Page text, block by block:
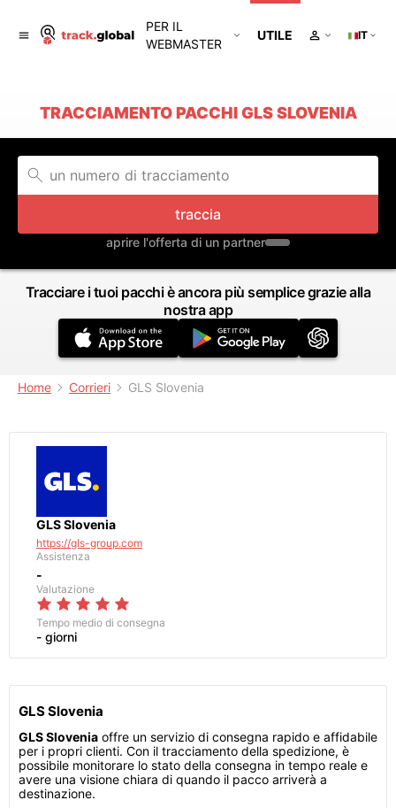
PER IL
WEBMASTER
UTILE IT
TRACCIAMENTO PACCHI GLS SLOVENIA
traccia
aprire l'offerta di un partner
Tracciare i tuoi pacchi è ancora più semplice grazie alla
nostra app
Home Corrieri GLS Slovenia
GLS Slovenia
https://gls-group.com
Assistenza
-
Valutazione
Tempo medio di consegna
- giorni
GLS Slovenia
GLS Slovenia offre un servizio di consegna rapido e affidabile
per i propri clienti. Con il tracciamento della spedizione, è
possibile monitorare lo stato della consegna in tempo reale e
avere una visione chiara di quando il pacco arriverà a
destinazione.